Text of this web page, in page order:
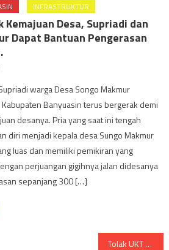
INFRASTRUKTUR
Desa, Supriadi dan
Dapat Bantuan Pengerasan
warga Desa Songo Makmur
Banyuasin terus bergerak demi
desanya. Pria yang saat ini tengah
diri menjadi kepala desa Sungo Makmur
luas dan memiliki pemikiran yang
perjuangan gigihnya jalan didesanya
sepanjang 300 […]
Tolak UKT mahal, Pengenalan Budaya Akademik Kampus (PBAK) tahun 2022 UIN Jogja dibubarkan rektor.